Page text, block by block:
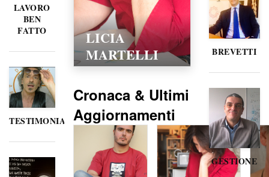
LAVORO
BEN
FATTO
TESTIMONIANZE
LICIA
MARTELLI
Cronaca & Ultimi
Aggiornamenti
BREVETTI
GESTIONE